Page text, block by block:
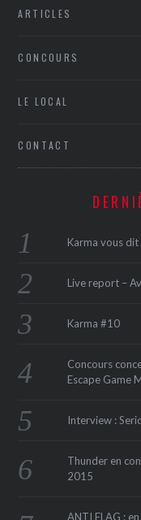
ARTICLES
CONCOURS
LE LOCAL
CONTACT
Karma vous dit
Live report –
Karma #10
Concours
Escape Game
Interview :
Thunder en
2015
ANTI FLAG :